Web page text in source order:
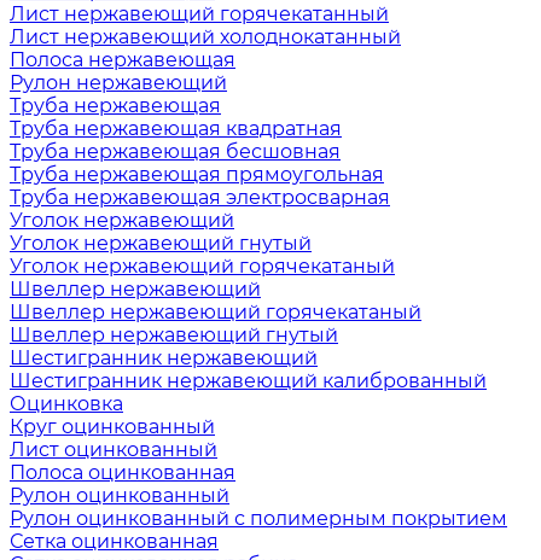
Лист нержавеющий горячекатанный
Лист нержавеющий холоднокатанный
Полоса нержавеющая
Рулон нержавеющий
Труба нержавеющая
Труба нержавеющая квадратная
Труба нержавеющая бесшовная
Труба нержавеющая прямоугольная
Труба нержавеющая электросварная
Уголок нержавеющий
Уголок нержавеющий гнутый
Уголок нержавеющий горячекатаный
Швеллер нержавеющий
Швеллер нержавеющий горячекатаный
Швеллер нержавеющий гнутый
Шестигранник нержавеющий
Шестигранник нержавеющий калиброванный
Оцинковка
Круг оцинкованный
Лист оцинкованный
Полоса оцинкованная
Рулон оцинкованный
Рулон оцинкованный с полимерным покрытием
Сетка оцинкованная